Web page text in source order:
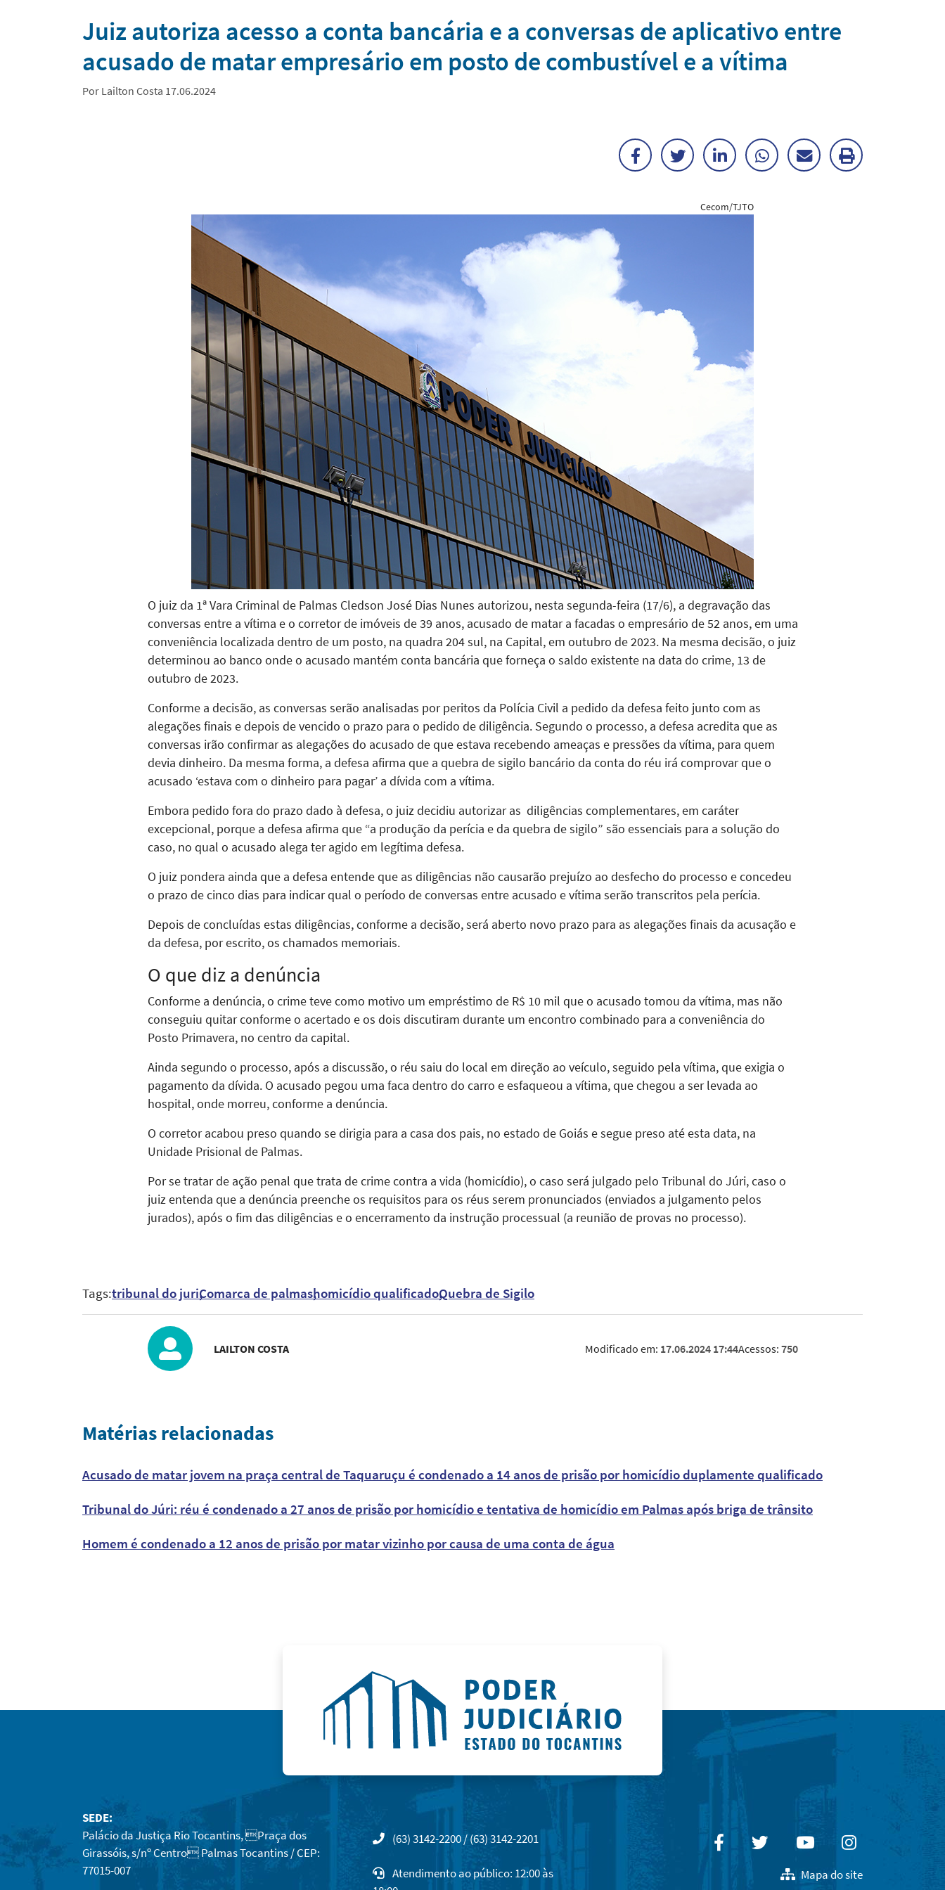
Notícias
Juiz autoriza acesso a conta bancária e a conversas de aplicativo entre
acusado de matar empresário em posto de combustível e a vítima
Por Lailton Costa 17.06.2024
FacebookTwitterLinkedInWhatsAppEnviarImprimir
Cecom/TJTO
O juiz da 1ª Vara Criminal de Palmas Cledson José Dias Nunes autorizou, nesta segunda-feira (17/6), a degravação das
conversas entre a vítima e o corretor de imóveis de 39 anos, acusado de matar a facadas o empresário de 52 anos, em uma
conveniência localizada dentro de um posto, na quadra 204 sul, na Capital, em outubro de 2023. Na mesma decisão, o juiz
determinou ao banco onde o acusado mantém conta bancária que forneça o saldo existente na data do crime, 13 de
outubro de 2023.
Conforme a decisão, as conversas serão analisadas por peritos da Polícia Civil a pedido da defesa feito junto com as
alegações finais e depois de vencido o prazo para o pedido de diligência. Segundo o processo, a defesa acredita que as
conversas irão confirmar as alegações do acusado de que estava recebendo ameaças e pressões da vítima, para quem
devia dinheiro. Da mesma forma, a defesa afirma que a quebra de sigilo bancário da conta do réu irá comprovar que o
acusado ‘estava com o dinheiro para pagar’ a dívida com a vítima.
Embora pedido fora do prazo dado à defesa, o juiz decidiu autorizar as diligências complementares, em caráter
excepcional, porque a defesa afirma que “a produção da perícia e da quebra de sigilo” são essenciais para a solução do
caso, no qual o acusado alega ter agido em legítima defesa.
O juiz pondera ainda que a defesa entende que as diligências não causarão prejuízo ao desfecho do processo e concedeu
o prazo de cinco dias para indicar qual o período de conversas entre acusado e vítima serão transcritos pela perícia.
Depois de concluídas estas diligências, conforme a decisão, será aberto novo prazo para as alegações finais da acusação e
da defesa, por escrito, os chamados memoriais.
O que diz a denúncia
Conforme a denúncia, o crime teve como motivo um empréstimo de R$ 10 mil que o acusado tomou da vítima, mas não
conseguiu quitar conforme o acertado e os dois discutiram durante um encontro combinado para a conveniência do
Posto Primavera, no centro da capital.
Ainda segundo o processo, após a discussão, o réu saiu do local em direção ao veículo, seguido pela vítima, que exigia o
pagamento da dívida. O acusado pegou uma faca dentro do carro e esfaqueou a vítima, que chegou a ser levada ao
hospital, onde morreu, conforme a denúncia.
O corretor acabou preso quando se dirigia para a casa dos pais, no estado de Goiás e segue preso até esta data, na
Unidade Prisional de Palmas.
Por se tratar de ação penal que trata de crime contra a vida (homicídio), o caso será julgado pelo Tribunal do Júri, caso o
juiz entenda que a denúncia preenche os requisitos para os réus serem pronunciados (enviados a julgamento pelos
jurados), após o fim das diligências e o encerramento da instrução processual (a reunião de provas no processo).
Tags:tribunal do juriComarca de palmashomicídio qualificadoQuebra de Sigilo
LAILTON COSTA Modificado em: 17.06.2024 17:44Acessos: 750
Matérias relacionadas
Acusado de matar jovem na praça central de Taquaruçu é condenado a 14 anos de prisão por homicídio duplamente qualificado
Tribunal do Júri: réu é condenado a 27 anos de prisão por homicídio e tentativa de homicídio em Palmas após briga de trânsito
Homem é condenado a 12 anos de prisão por matar vizinho por causa de uma conta de água
SEDE:
Palácio da Justiça Rio Tocantins, Praça dos
Girassóis, s/nº Centro Palmas Tocantins / CEP:
77015-007
(63) 3142-2200 / (63) 3142-2201
Atendimento ao público: 12:00 às
FacebookTwitterYoutubeInstagram
Mapa do site